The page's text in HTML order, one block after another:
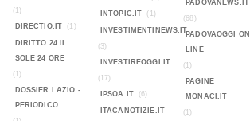
(1)
DIRECTIO.IT
(1)
DIRITTO 24 IL
SOLE 24 ORE
(1)
DOSSIER LAZIO -
PERIODICO
INTOPIC.IT (1)
INVESTIMENTINEWS.IT
(3)
INVESTIREOGGI.IT
(17)
IPSOA.IT
(6)
ITACANOTIZIE.IT
PADOVANEWS.IT
(68)
PADOVAOGGI ON
LINE
(1)
PAGINE
MONACI.IT
(1)